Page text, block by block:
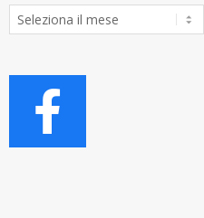
Archivio
Articoli